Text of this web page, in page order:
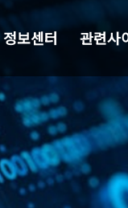
정보센터 관련사